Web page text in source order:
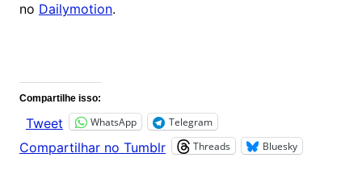
no Dailymotion.
Compartilhe isso:
Tweet WhatsApp Telegram
Compartilhar no Tumblr Threads Bluesky